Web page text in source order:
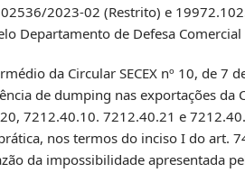
2023-02 (Restrito) e
Departamento de Defesa Comercial
da Circular SECEX nº 10, de 7
de dumping nas exportações da
7212.40.10. 7212.40.21 e
nos termos do inciso I do art.
da impossibilidade apresentada